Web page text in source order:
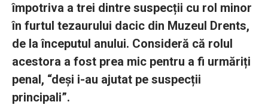
împotriva a trei dintre suspecții cu rol minor
în furtul tezaurului dacic din Muzeul Drents,
de la începutul anului. Consideră că rolul
acestora a fost prea mic pentru a fi urmăriți
penal, “deși i-au ajutat pe suspecții
principali”.